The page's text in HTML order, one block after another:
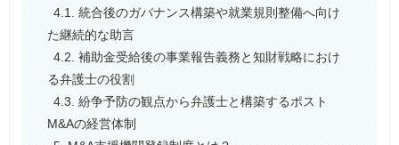
4.1. 統合後のガバナンス構築や就業規則整備へ向け
た継続的な助言
4.2. 補助金受給後の事業報告義務と知財戦略におけ
る弁護士の役割
4.3. 紛争予防の観点から弁護士と構築するポスト
M&Aの経営体制